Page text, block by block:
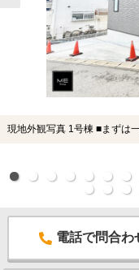
現地外観写真 1号棟 ■まずは
電話で問合わ